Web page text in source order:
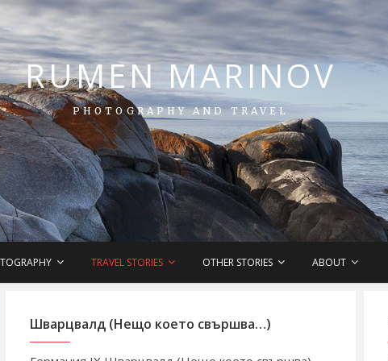
RUMEN MARINOV
PHOTOGRAPHY AND TRAVEL
TRAVEL STORIES OTHER STORIES ABOUT
Шварцвалд (Нещо което свършва…)